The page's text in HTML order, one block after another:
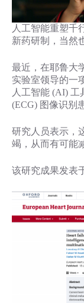
人工智能重塑千
新药研制，当然
最近，在耶鲁大
实验室领导的一
人工智能 (AI) 工
(ECG) 图像识别
研究人员表示，
竭，从而有可能
该研究成果发表